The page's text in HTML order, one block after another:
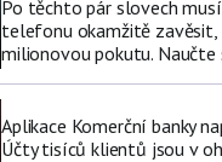
Po těchto pár slovech
telefonu okamžitě
milionovou pokutu. Naučte
Aplikace Komerční banky
Účty tisíců klientů jsou v